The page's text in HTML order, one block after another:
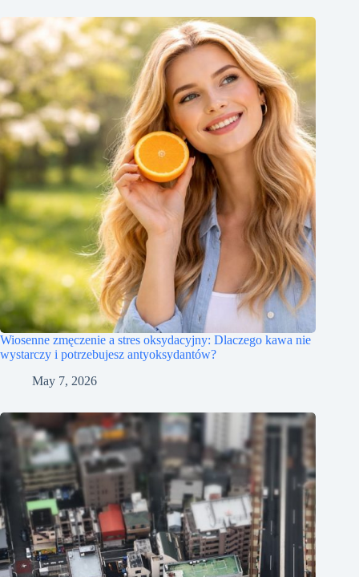
Wiosenne zmęczenie a stres oksydacyjny: Dlaczego kawa nie
wystarczy i potrzebujesz antyoksydantów?
May 7, 2026